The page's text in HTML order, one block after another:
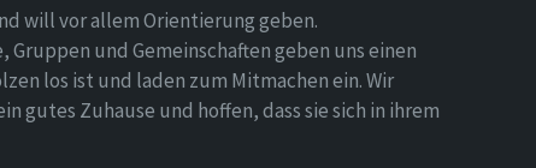
will vor allem Orientierung geben.
Gruppen und Gemeinschaften geben uns einen
los ist und laden zum Mitmachen ein. Wir
gutes Zuhause und hoffen, dass sie sich in ihrem